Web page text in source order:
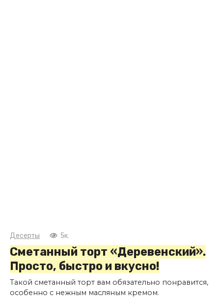
Десерты 5к.
Сметанный торт «Деревенский».
Просто, быстро и вкусно!
Такой сметанный торт вам обязательно понравится,
особенно с нежным масляным кремом.